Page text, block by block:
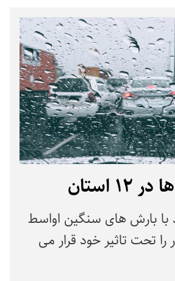
استان
با بارش های سنگین اواسط
تحت تاثیر خود قرار می